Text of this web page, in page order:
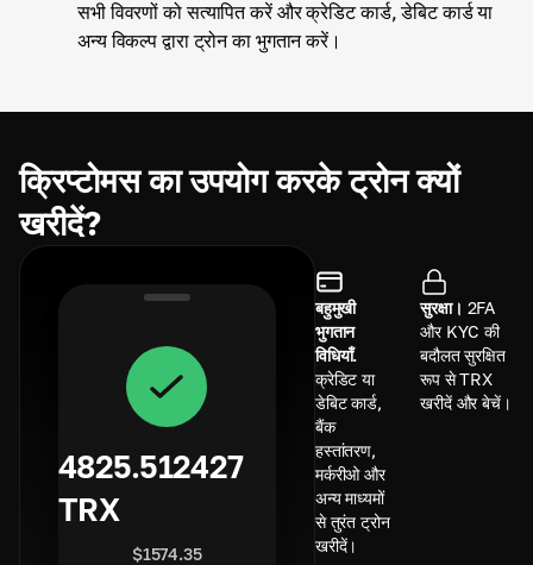
सभी विवरणों को सत्यापित करें और क्रेडिट कार्ड, डेबिट कार्ड या
अन्य विकल्प द्वारा ट्रोन का भुगतान करें।
क्रिप्टोमस का उपयोग करके ट्रोन क्यों
खरीदें?
4825.512427
TRX
$1574.35
बहुमुखी
भुगतान
विधियाँ.
क्रेडिट या
डेबिट कार्ड,
बैंक
हस्तांतरण,
मर्करीओ और
अन्य माध्यमों
से तुरंत ट्रोन
खरीदें।
सुरक्षा। 2FA
और KYC की
बदौलत सुरक्षित
रूप से TRX
खरीदें और बेचें।